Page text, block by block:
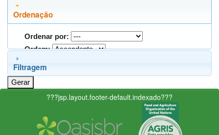
Ordenação
Ordenar por:
Ordem:
Filtragem
???jsp.layout.footer-default.indexado???